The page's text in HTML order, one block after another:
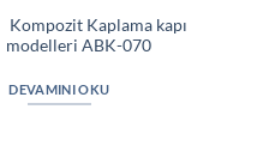
Kompozit Kaplama kapı
modelleri ABK-070
DEVAMINI OKU